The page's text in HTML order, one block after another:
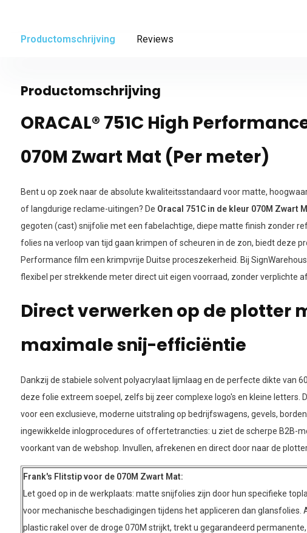
Productomschrijving Reviews
Productomschrijving
ORACAL® 751C High
070M Zwart Mat (Per meter)
Bent u op zoek naar de absolute kwaliteitsstandaard voor matte,
of langdurige reclame-uitingen? De Oracal 751C in de kleur 070M Zwart
gegoten (cast) snijfolie met een fabelachtige, diepe matte finish zonder
folies na verloop van tijd gaan krimpen of scheuren in de zon, biedt deze
Performance film een krimpvrije Duitse proceszekerheid. Bij
flexibel per strekkende meter direct uit eigen voorraad, zonder verplichte
Direct verwerken op de plotter
maximale snij-efficiëntie
Dankzij de stabiele solvent polyacrylaat lijmlaag en de perfecte dikte van
deze folie extreem soepel, zelfs bij zeer complexe logo's en kleine letters.
voor een exclusieve, moderne uitstraling op bedrijfswagens, gevels,
ingewikkelde inlogprocedures of offertetrancties: u ziet de scherpe B2B-
voorkant van de webshop. Invullen, afrekenen en direct door naar de
Frank's Flitstip voor de 070M Zwart Mat:
Let goed op in de werkplaats: matte snijfolies zijn door hun specifieke
voor mechanische beschadigingen tijdens het appliceren dan glansfolies.
plastic rakel over de droge 070M strijkt, trekt u gegarandeerd